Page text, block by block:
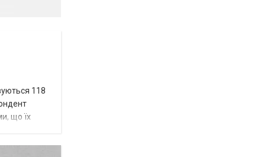
118
що їх